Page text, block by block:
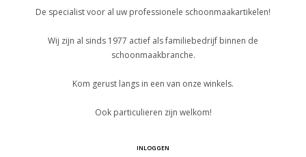
De specialist voor al uw professionele schoonmaakartikelen!
Wij zijn al sinds 1977 actief als familiebedrijf binnen de
schoonmaakbranche.
Kom gerust langs in een van onze winkels.
Ook particulieren zijn welkom!
INLOGGEN